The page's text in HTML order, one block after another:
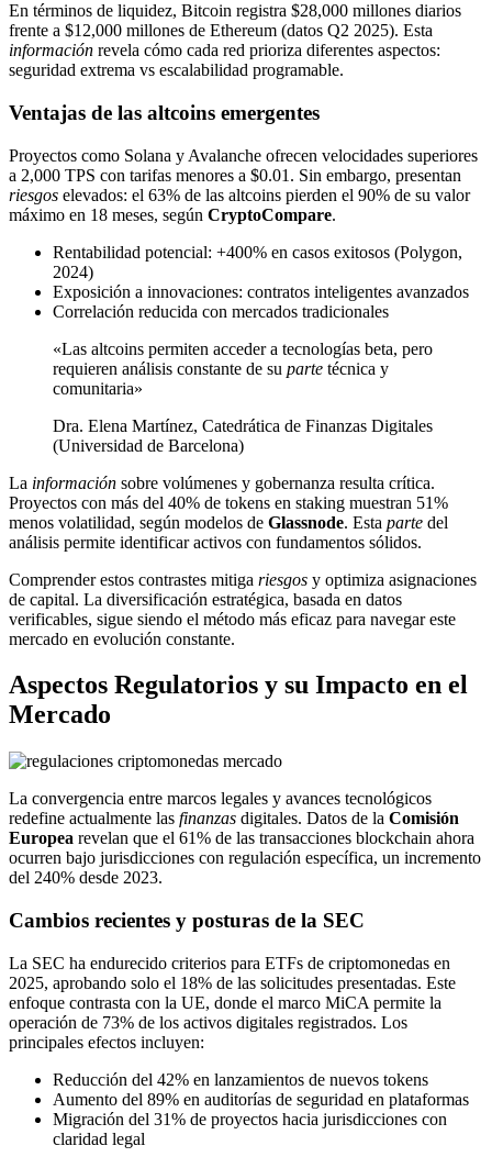
En términos de liquidez, Bitcoin registra $28,000 millones diarios
frente a $12,000 millones de Ethereum (datos Q2 2025). Esta
información revela cómo cada red prioriza diferentes aspectos:
seguridad extrema vs escalabilidad programable.
Ventajas de las altcoins emergentes
Proyectos como Solana y Avalanche ofrecen velocidades superiores
a 2,000 TPS con tarifas menores a $0.01. Sin embargo, presentan
riesgos elevados: el 63% de las altcoins pierden el 90% de su valor
máximo en 18 meses, según CryptoCompare.
Rentabilidad potencial: +400% en casos exitosos (Polygon,
2024)
Exposición a innovaciones: contratos inteligentes avanzados
Correlación reducida con mercados tradicionales
«Las altcoins permiten acceder a tecnologías beta, pero
requieren análisis constante de su parte técnica y
comunitaria»
Dra. Elena Martínez, Catedrática de Finanzas Digitales
(Universidad de Barcelona)
La información sobre volúmenes y gobernanza resulta crítica.
Proyectos con más del 40% de tokens en staking muestran 51%
menos volatilidad, según modelos de Glassnode. Esta parte del
análisis permite identificar activos con fundamentos sólidos.
Comprender estos contrastes mitiga riesgos y optimiza asignaciones
de capital. La diversificación estratégica, basada en datos
verificables, sigue siendo el método más eficaz para navegar este
mercado en evolución constante.
Aspectos Regulatorios y su Impacto en el
Mercado
La convergencia entre marcos legales y avances tecnológicos
redefine actualmente las finanzas digitales. Datos de la Comisión
Europea revelan que el 61% de las transacciones blockchain ahora
ocurren bajo jurisdicciones con regulación específica, un incremento
del 240% desde 2023.
Cambios recientes y posturas de la SEC
La SEC ha endurecido criterios para ETFs de criptomonedas en
2025, aprobando solo el 18% de las solicitudes presentadas. Este
enfoque contrasta con la UE, donde el marco MiCA permite la
operación de 73% de los activos digitales registrados. Los
principales efectos incluyen:
Reducción del 42% en lanzamientos de nuevos tokens
Aumento del 89% en auditorías de seguridad en plataformas
Migración del 31% de proyectos hacia jurisdicciones con
claridad legal